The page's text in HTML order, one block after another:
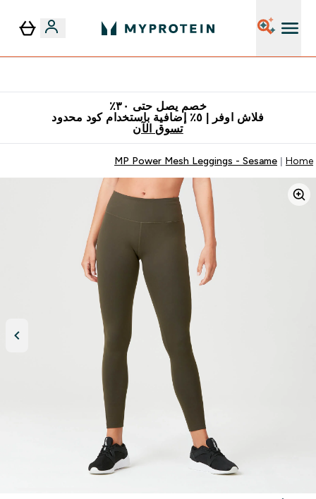
خصم يصل حتى ٣٠٪
فلاش اوفر | ٥٪ إضافية باستخدام كود محدود
تسوق الآن
Home
MP Power Mesh Leggings - Sesame